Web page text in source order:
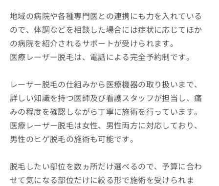
地域の病院や各種専門医との連携にも力を入れている
ので、体調などを相談した場合には症状に応じてほか
の病院を紹介されるサポートが受けられます。
医療レーザー脱毛は、電話による完全予約制です。
レーザー脱毛の仕組みから医療機器の取り扱いまで、
詳しい知識を持つ医師及び看護スタッフが担当し、痛
みの程度を確認しながら丁寧に施術を行っています。
医療レーザー脱毛は女性、男性両方に対応しており、
男性のヒゲ脱毛の施術も可能です。
脱毛したい部位を数ヵ所だけ選べるので、予算に合わ
せて気になる部位だけに絞る形で施術を受けられま